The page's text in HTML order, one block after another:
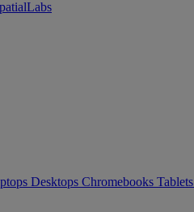
Desktops Chromebooks Tablets